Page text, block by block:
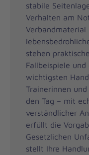
stabile
Verhalten am
Verbandmaterial
stehen
Fallbeispiele
wichtigsten
Trainerinnen
den Tag – mit
verständlicher
erfüllt die
Gesetzlichen
stellt Ihre